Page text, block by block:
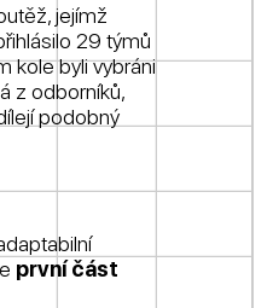
jejímž
29 týmů
kole byli vybráni
z odborníků,
podobný
první část